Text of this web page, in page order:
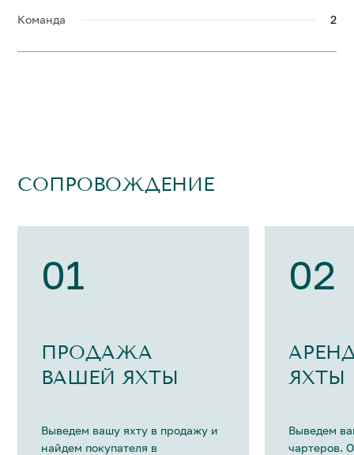
Команда 2
СОПРОВОЖДЕНИЕ
01
ПРОДАЖА
ВАШЕЙ ЯХТЫ
Выведем вашу яхту в продажу и
найдем покупателя в
02
ЯХТЫ
Выведем
чартеров.